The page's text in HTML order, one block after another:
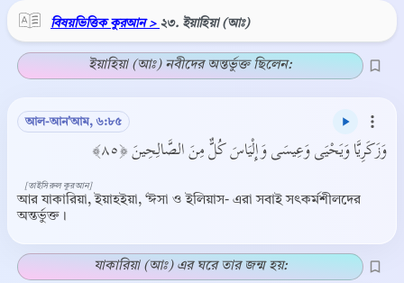
বিষয়ভিত্তিক কুরআন > ২৩. ইয়াহিয়া (আঃ)
ইয়াহিয়া (আঃ) নবীদের অন্তর্ভুক্ত ছিলেন:
আল-আন'আম, ৬:৮৫
وَزَكَرِيَّا وَيَحْيَى وَعِيسَى وَإِلْيَاسَ كُلٌّ مِنَ الصَّالِحِينَ ﴿٨٥﴾
আর যাকারিয়া, ইয়াহইয়া, ‘ঈসা ও ইলিয়াস- এরা সবাই সৎকর্মশীলদের
অন্তর্ভুক্ত।
[তাইসিরুল কুরআন]
যাকারিয়া (আঃ) এর ঘরে তার জন্ম হয়: